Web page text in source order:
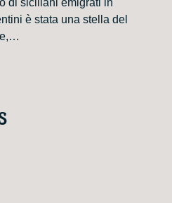
di siciliani emigrati in
è stata una stella del